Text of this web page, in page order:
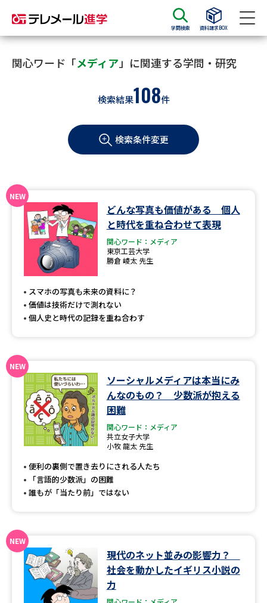
学問検索 資料請求BOX
資料請求 資料検索
大学・短大の資料種類から請求
学部・学科パンフ
過去問題集
大学・短大以外の資料から請求
専門学校の資料請求 大学院の資料請求
留学・進学関連、塾・予備校
幼稚園教員資格認定試験
高等学校（情報）教員資格認定
大学研究
大学で学べる内容や特徴を調べる
データサイエンス特集 奨学金・特待生制度特集
デジタルパンフレット
関心ワード「メディア」に関連する学問・研究
検索結果108件
検索条件変更
どんな写真も価値がある 個人
と時代を重ね合わせて表現
関心ワード：メディア
東京工芸大学
勝倉 崚太 先生
スマホの写真も未来の資料に？
価値は技術だけで測れない
個人史と時代の記録を重ね合わす
ソーシャルメディアは本当にみ
んなのもの？ 少数派が抱える
困難
関心ワード：メディア
共立女子大学
小牧 龍太 先生
便利の裏側で置き去りにされる人たち
「言語的少数派」の困難
誰もが「当たり前」ではない
現代のネット並みの影響力？
社会を動かしたイギリス小説の
力